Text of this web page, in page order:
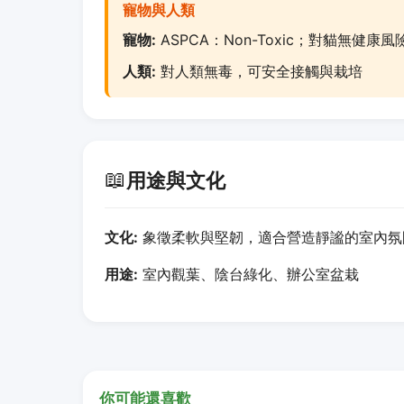
寵物與人類
寵物: ASPCA：Non-Toxic；對貓無健康風
人類: 對人類無毒，可安全接觸與栽培
📖用途與文化
文化: 象徵柔軟與堅韌，適合營造靜謐的室內
用途: 室內觀葉、陰台綠化、辦公室盆栽
你可能還喜歡